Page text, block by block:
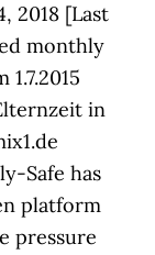
2018 [Last
monthly
in
Safe has
platform
pressure